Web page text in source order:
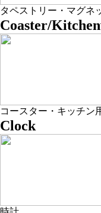
タペストリー・マグネ
Coaster/
コースター・キッチン
Clock